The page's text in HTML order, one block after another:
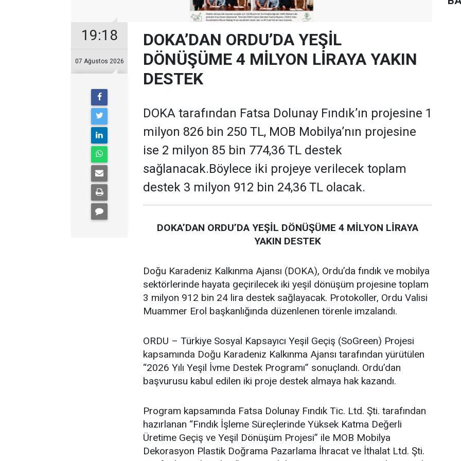
19:18
07 Ağustos 2026
DOKA’DAN ORDU’DA YEŞİL
DÖNÜŞÜME 4 MİLYON LİRAYA YAKIN
DESTEK
DOKA tarafından Fatsa Dolunay Fındık’ın projesine 1
milyon 826 bin 250 TL, MOB Mobilya’nın projesine
ise 2 milyon 85 bin 774,36 TL destek
sağlanacak.Böylece iki projeye verilecek toplam
destek 3 milyon 912 bin 24,36 TL olacak.
DOKA’DAN ORDU’DA YEŞİL DÖNÜŞÜME 4 MİLYON LİRAYA
YAKIN DESTEK
Doğu Karadeniz Kalkınma Ajansı (DOKA), Ordu’da fındık ve mobilya
sektörlerinde hayata geçirilecek iki yeşil dönüşüm projesine toplam
3 milyon 912 bin 24 lira destek sağlayacak. Protokoller, Ordu Valisi
Muammer Erol başkanlığında düzenlenen törenle imzalandı.
ORDU – Türkiye Sosyal Kapsayıcı Yeşil Geçiş (SoGreen) Projesi
kapsamında Doğu Karadeniz Kalkınma Ajansı tarafından yürütülen
“2026 Yılı Yeşil İvme Destek Programı” sonuçlandı. Ordu’dan
başvurusu kabul edilen iki proje destek almaya hak kazandı.
Program kapsamında Fatsa Dolunay Fındık Tic. Ltd. Şti. tarafından
hazırlanan “Fındık İşleme Süreçlerinde Yüksek Katma Değerli
Üretime Geçiş ve Yeşil Dönüşüm Projesi” ile MOB Mobilya
Dekorasyon Plastik Doğrama Pazarlama İhracat ve İthalat Ltd. Şti.